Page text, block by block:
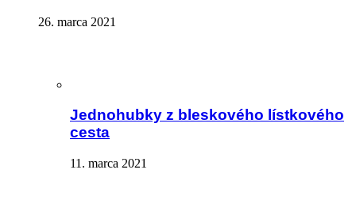
26. marca 2021
Jednohubky z bleskového lístkového
cesta
11. marca 2021